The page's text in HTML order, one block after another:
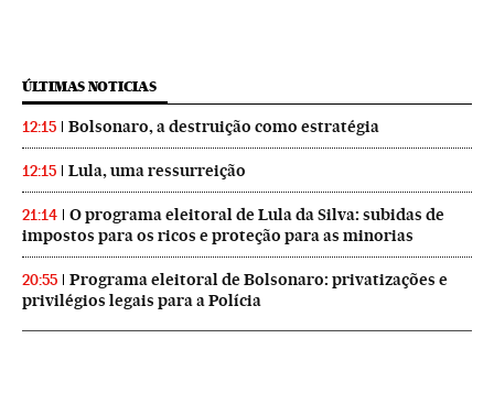
ÚLTIMAS NOTICIAS
12:15 Bolsonaro, a destruição como estratégia
12:15 Lula, uma ressurreição
21:14
O programa eleitoral de Lula da Silva: subidas de
impostos para os ricos e proteção para as minorias
20:55
Programa eleitoral de Bolsonaro: privatizações e
privilégios legais para a Polícia